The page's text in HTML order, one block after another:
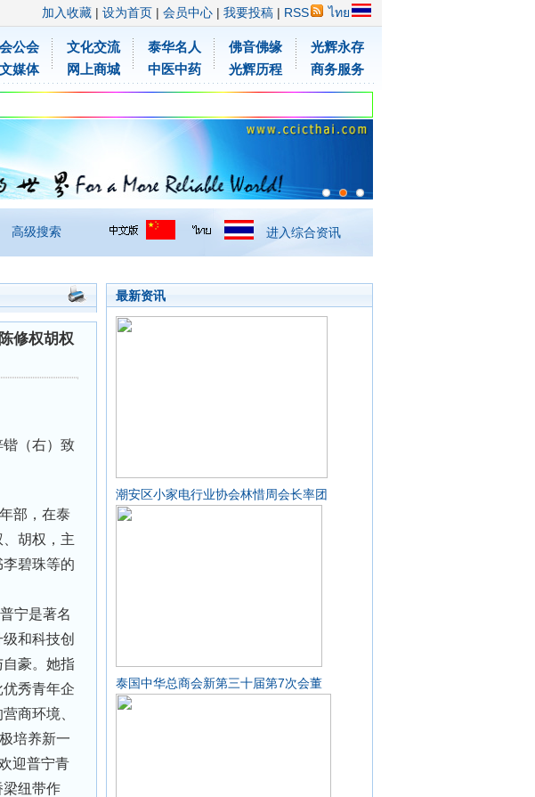
加入收藏 | 设为首页 | 会员中心 | 我要投稿 | RSS ไทย
公会
媒体
文化交流
网上商城
泰华名人
中医中药
佛音佛缘
光辉历程
光辉永存
商务服务
高级搜索 进入综合资讯
修权胡权
（右）致
部，在泰
胡权，主
碧珠等的
宁是著名
和科技创
豪。她指
秀青年企
商环境、
培养新一
迎普宁青
梁纽带作
最新资讯
潮安区小家电行业协会林惜周会长率团
泰国中华总商会新第三十届第7次会董